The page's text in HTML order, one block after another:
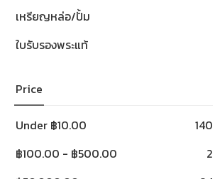
เหรียญหล่อ/ปั้ม
ใบรับรองพระแท้
Price
Under ฿10.00
140
฿100.00 - ฿500.00
2